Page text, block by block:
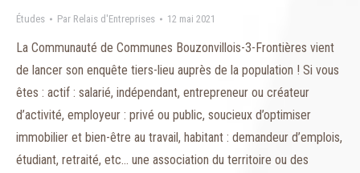
Études Par Relais d'Entreprises 12 mai 2021
La Communauté de Communes Bouzonvillois-3-Frontières vient
de lancer son enquête tiers-lieu auprès de la population ! Si vous
êtes : actif : salarié, indépendant, entrepreneur ou créateur
d’activité, employeur : privé ou public, soucieux d’optimiser
immobilier et bien-être au travail, habitant : demandeur d’emplois,
étudiant, retraité, etc… une association du territoire ou des